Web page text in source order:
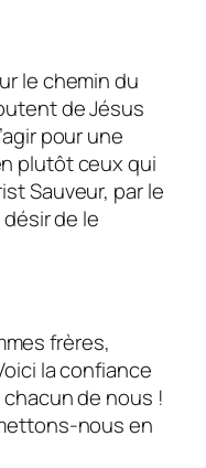
le chemin du
de Jésus
pour une
plutôt ceux qui
Sauveur, par le
de le
frères,
la confiance
de nous !
nous en